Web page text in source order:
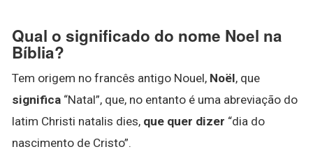
Qual o significado do nome Noel na
Bíblia?
Tem origem no francês antigo Nouel, Noël, que
significa “Natal”, que, no entanto é uma abreviação do
latim Christi natalis dies, que quer dizer “dia do
nascimento de Cristo”.